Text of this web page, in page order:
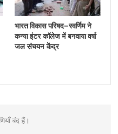
भारत विकास परिषद–स्वर्णिम ने
कन्या इंटर कॉलेज में बनवाया वर्षा
जल संचयन केंद्र
बंद हैं।